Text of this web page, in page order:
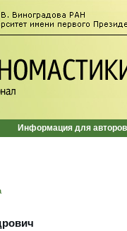
Информация для авторов